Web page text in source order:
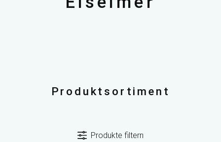
Produktsortiment
Produkte filtern